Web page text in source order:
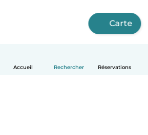
Accueil Rechercher Réservations
Carte